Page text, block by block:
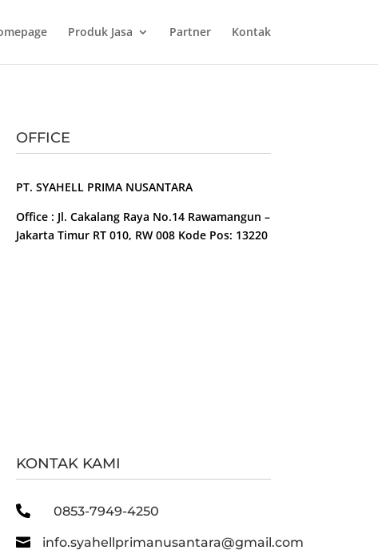
Produk Jasa Partner Kontak
OFFICE
PT. SYAHELL PRIMA NUSANTARA
Office : Jl. Cakalang Raya No.14 Rawamangun –
Jakarta Timur RT 010, RW 008 Kode Pos: 13220
KONTAK KAMI
 0853-7949-4250
 info.syahellprimanusantara@gmail.com